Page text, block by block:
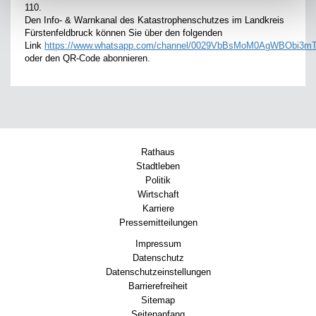
110.
Den Info- & Warnkanal des Katastrophenschutzes im Landkreis
Fürstenfeldbruck können Sie über den folgenden
Link https://www.whatsapp.com/channel/
oder den QR-Code abonnieren.
Rathaus
Stadtleben
Politik
Wirtschaft
Karriere
Pressemitteilungen
Impressum
Datenschutz
Datenschutzeinstellungen
Barrierefreiheit
Sitemap